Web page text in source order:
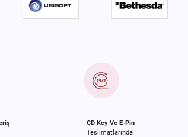
CD Key Ve E-Pin
Teslimatlarında